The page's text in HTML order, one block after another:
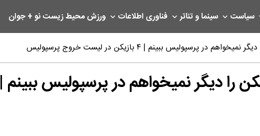
سیاست سینما و تئاتر فناوری اطلاعات ورزشمحیط زیستنو + جوان
در پرسپولیس ببینم | ۴ بازیکن در لیست خروج پرسپولیس
در پرسپولیس ببینم | ۴ بازیکن در لیست خروج پرسپولیس